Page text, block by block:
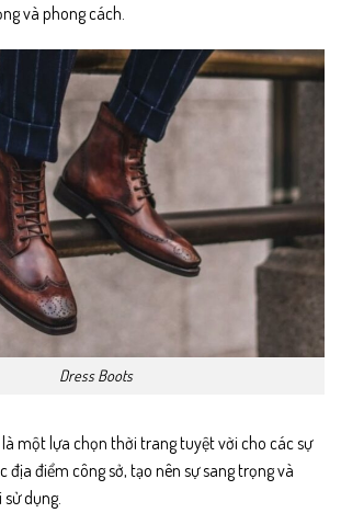
và phong cách.
Dress Boots
là một lựa chọn thời trang tuyệt vời cho các sự
địa điểm công sở, tạo nên sự sang trọng và
dụng.